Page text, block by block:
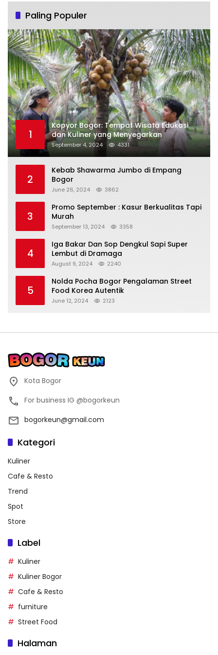
Paling Populer
1
Kopyor Bogor: Tempat Wisata Edukasi
dan Kuliner yang Menyegarkan
September 4, 2024 4331
2
Kebab Shawarma Jumbo di Empang
Bogor
June 26, 2024 3862
3
Promo September : Kasur Berkualitas Tapi
Murah
September 13, 2024 3358
4
Iga Bakar Dan Sop Dengkul Sapi Super
Lembut di Dramaga
August 9, 2024 2240
5
Nolda Pocha Bogor Pengalaman Street
Food Korea Autentik
June 12, 2024 2123
Kota Bogor
For business IG @bogorkeun
bogorkeun@gmail.com
Kategori
Kuliner
Cafe & Resto
Trend
Spot
Store
Label
Kuliner
Kuliner Bogor
Cafe & Resto
furniture
Street Food
Halaman